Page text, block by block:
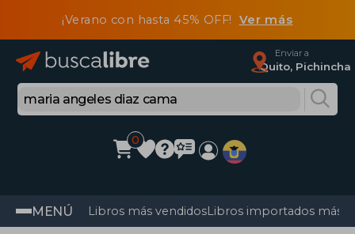
¡Verano con hasta 45% OFF! Ver más
Enviar a
Quito, Pichincha
0
MENÚ Libros más vendidosLibros importados más